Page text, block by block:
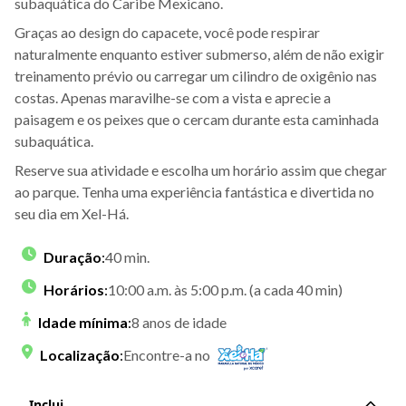
Graças ao design do capacete, você pode respirar
naturalmente enquanto estiver submerso, além de não exigir
treinamento prévio ou carregar um cilindro de oxigênio nas
costas. Apenas maravilhe-se com a vista e aprecie a
paisagem e os peixes que o cercam durante esta caminhada
subaquática.
Reserve sua atividade e escolha um horário assim que chegar
ao parque. Tenha uma experiência fantástica e divertida no
seu dia em Xel-Há.
Duração:40 min.
Horários:10:00 a.m. às 5:00 p.m. (a cada 40 min)
Idade mínima:8 anos de idade
Localização:Encontre-a no